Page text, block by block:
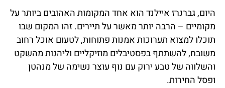
היום, גברנרז איילנד הוא אחד המקומות האהובים ביותר על
מקומיים – הרבה יותר מאשר על תיירים. זהו המקום שבו
תוכלו למצוא תערוכות אמנות פתוחות, לטעום אוכל רחוב
משובח, להשתתף בפסטיבלים מוזיקליים וליהנות מהשקט
והשלווה של טבע ירוק עם נוף עוצר נשימה של מנהטן
ופסל החירות.